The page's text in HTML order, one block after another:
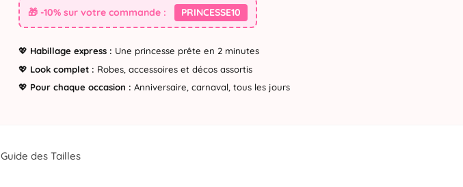
🎁 -10% sur votre commande : PRINCESSE10
💖 Habillage express : Une princesse prête en 2 minutes
💖 Look complet : Robes, accessoires et décos assortis
💖 Pour chaque occasion : Anniversaire, carnaval, tous les jours
Guide des Tailles